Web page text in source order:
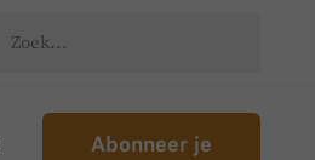
Abonneer je